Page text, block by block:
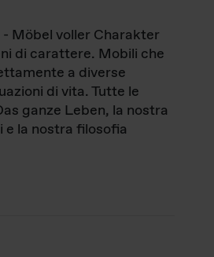
- Möbel voller Charakter
di carattere. Mobili che
a diverse
di vita. Tutte le
ganze Leben, la nostra
la nostra filosofia